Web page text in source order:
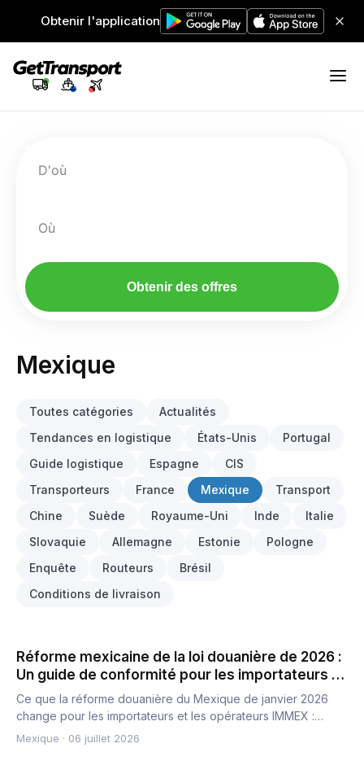
Obtenir l'application
D'où
Où
Obtenir des offres
Mexique
Toutes catégories
Actualités
Tendances en logistique
États-Unis
Portugal
Guide logistique
Espagne
CIS
Transporteurs
France Mexique
Transport
Chine
Suède Royaume-Uni Inde
Italie
Slovaquie
Allemagne Estonie
Pologne
Enquête
Routeurs
Brésil
Conditions de livraison
Réforme mexicaine de la loi douanière de 2026 :
Un guide de conformité pour les importateurs et
l'IMMEX
Ce que la réforme douanière du Mexique de janvier 2026
change pour les importateurs et les opérateurs IMMEX :
responsabi…
Mexique · 06 juillet 2026